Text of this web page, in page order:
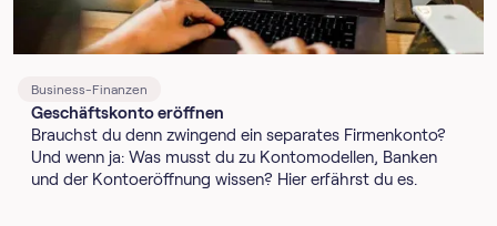
Business-Finanzen
Geschäftskonto eröffnen
Brauchst du denn zwingend ein separates Firmenkonto?
Und wenn ja: Was musst du zu Kontomodellen, Banken
und der Kontoeröffnung wissen? Hier erfährst du es.